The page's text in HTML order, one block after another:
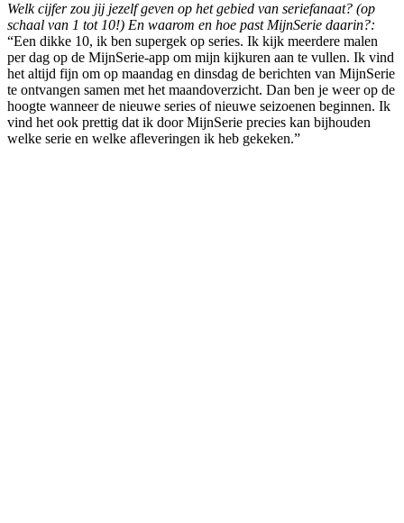
Welk cijfer zou jij jezelf geven op het gebied van seriefanaat? (op
schaal van 1 tot 10!) En waarom en hoe past MijnSerie daarin?:
“Een dikke 10, ik ben supergek op series. Ik kijk meerdere malen
per dag op de MijnSerie-app om mijn kijkuren aan te vullen. Ik vind
het altijd fijn om op maandag en dinsdag de berichten van MijnSerie
te ontvangen samen met het maandoverzicht. Dan ben je weer op de
hoogte wanneer de nieuwe series of nieuwe seizoenen beginnen. Ik
vind het ook prettig dat ik door MijnSerie precies kan bijhouden
welke serie en welke afleveringen ik heb gekeken.”